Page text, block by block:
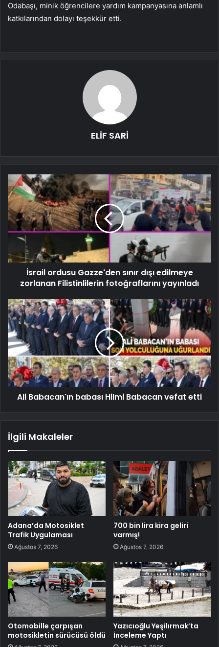
Odabaşı, minik öğrencilere yardım kampanyasına anlamlı
katkılarından dolayı teşekkür etti.
ELİF SARİ
İsrail ordusu Gazze'den sınır dışı edilmeye
zorlanan Filistinlilerin fotoğraflarını yayınladı
Ali Babacan'ın babası Hilmi Babacan vefat etti
İlgili Makaleler
Adana’da Motosiklet
Trafik Uygulaması
Ağustos 7, 2026
700 bin lira kira geliri
varmış!
Ağustos 7, 2026
Otomobille çarpışan
motosikletin sürücüsü öldü
Yazıcıoğlu Yeşilırmak’ta
İnceleme Yaptı